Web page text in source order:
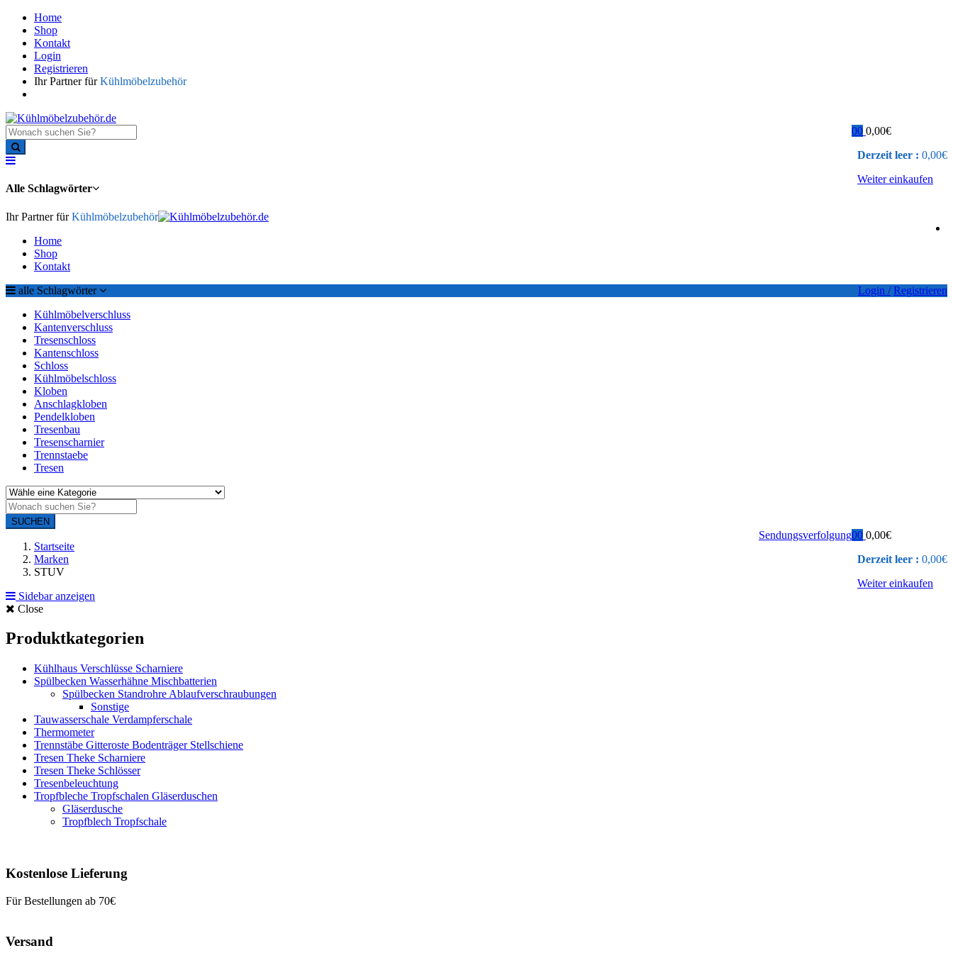
Home
Shop
Kontakt
Login
Registrieren
Ihr Partner fürKühlmöbelzubehör
0 0,00€
Derzeit leer : 0,00€
Weiter einkaufen
0
Alle Schlagwörter
Ihr Partner fürKühlmöbelzubehör
Home
Shop
Kontakt
Login / Registrieren
alle Schlagwörter
Kühlmöbelverschluss
Kantenverschluss
Tresenschloss
Kantenschloss
Schloss
Kühlmöbelschloss
Kloben
Anschlagkloben
Pendelkloben
Tresenbau
Tresenscharnier
Trennstaebe
Tresen
SUCHEN
0 0,00€
Derzeit leer : 0,00€
Weiter einkaufen
0
Sendungsverfolgung
Startseite
Marken
STUV
Sidebar anzeigen
Close
Produktkategorien
Kühlhaus Verschlüsse Scharniere
Spülbecken Wasserhähne Mischbatterien
Spülbecken Standrohre Ablaufverschraubungen
Sonstige
Tauwasserschale Verdampferschale
Thermometer
Trennstäbe Gitteroste Bodenträger Stellschiene
Tresen Theke Scharniere
Tresen Theke Schlösser
Tresenbeleuchtung
Tropfbleche Tropfschalen Gläserduschen
Gläserdusche
Tropfblech Tropfschale
Kostenlose Lieferung
Für Bestellungen ab 70€
Versand